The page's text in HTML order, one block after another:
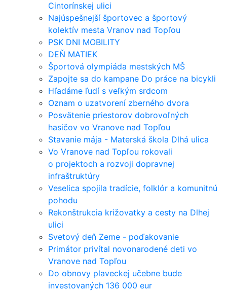
Cintorínskej ulici
Najúspešnejší športovec a športový
kolektív mesta Vranov nad Topľou
PSK DNI MOBILITY
DEŇ MATIEK
Športová olympiáda mestských MŠ
Zapojte sa do kampane Do práce na bicykli
Hľadáme ľudí s veľkým srdcom
Oznam o uzatvorení zberného dvora
Posvätenie priestorov dobrovoľných
hasičov vo Vranove nad Topľou
Stavanie mája - Materská škola Dlhá ulica
Vo Vranove nad Topľou rokovali
o projektoch a rozvoji dopravnej
infraštruktúry
Veselica spojila tradície, folklór a komunitnú
pohodu
Rekonštrukcia križovatky a cesty na Dlhej
ulici
Svetový deň Zeme - poďakovanie
Primátor privítal novonarodené deti vo
Vranove nad Topľou
Do obnovy plaveckej učebne bude
investovaných 136 000 eur